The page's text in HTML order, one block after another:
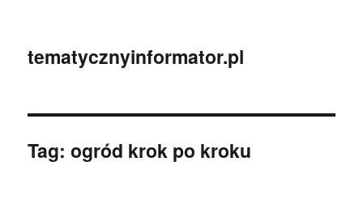
tematycznyinformator.pl
Tag:ogród krok po kroku